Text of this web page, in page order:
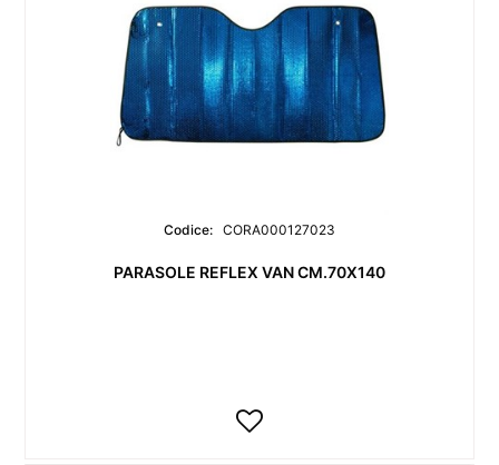
Codice: CORA000127023
PARASOLE REFLEX VAN CM.70X140